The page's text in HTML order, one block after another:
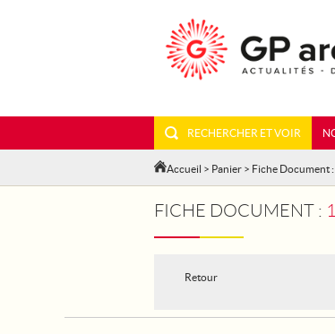
RECHERCHER ET VOIR
Accueil > Panier > Fiche Document
FICHE DOCUMENT :
Retour